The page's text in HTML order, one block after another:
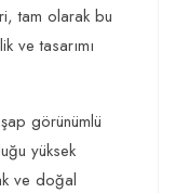
tam olarak bu
ve tasarımı
görünümlü
yüksek
ve doğal